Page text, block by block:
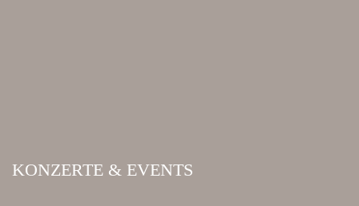
KONZERTE & EVENTS